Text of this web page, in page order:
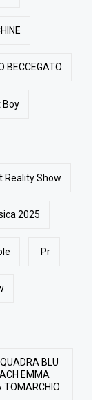
BECCEGATO
Boy
Reality Show
2025
Pr
BLU
EMMA
TOMARCHIO